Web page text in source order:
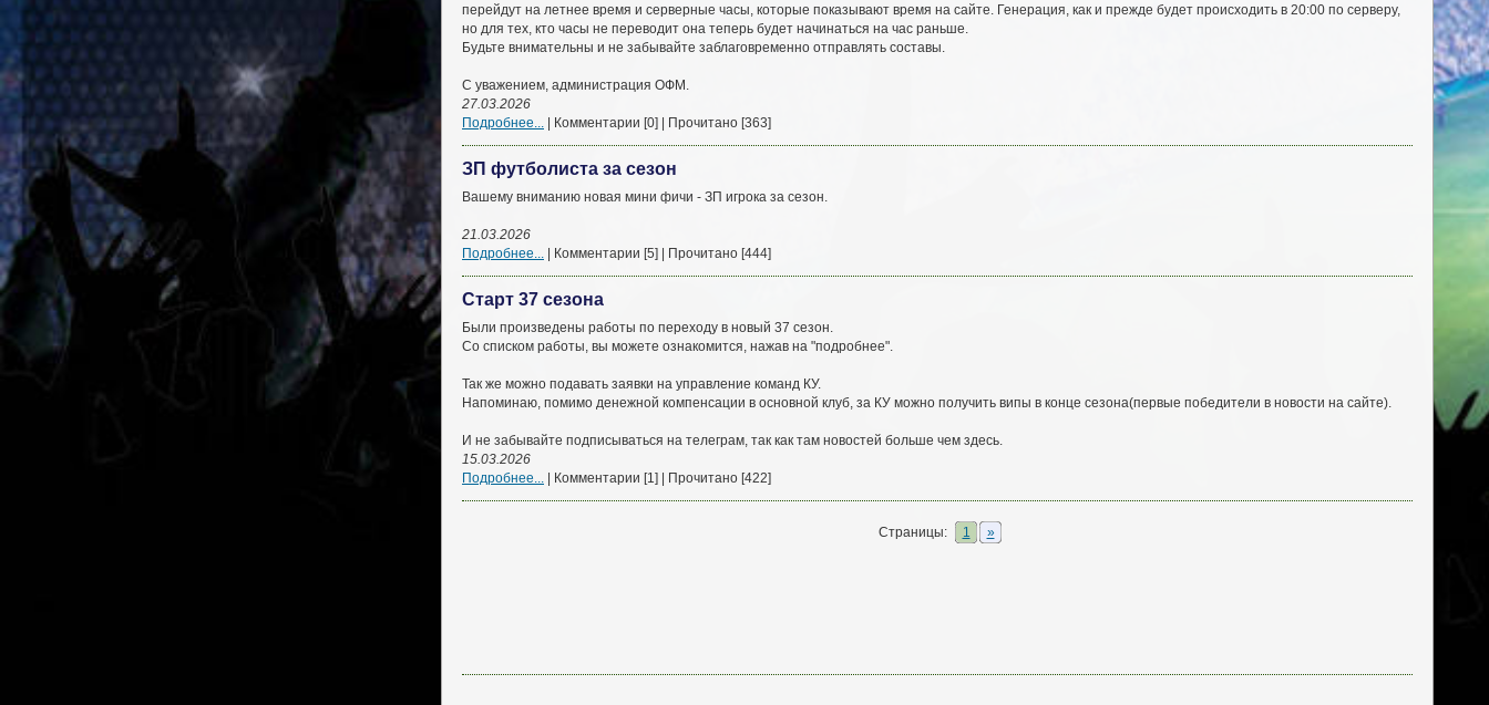
перейдут на летнее время и серверные часы, которые показывают время на сайте. Генерация, как и прежде будет происходить в 20:00 по серверу,
но для тех, кто часы не переводит она теперь будет начинаться на час раньше.
Будьте внимательны и не забывайте заблаговременно отправлять составы.
С уважением, администрация ОФМ.
27.03.2026
Подробнее...
| Комментарии [0] | Прочитано [363]
ЗП футболиста за сезон
Вашему вниманию новая мини фичи - ЗП игрока за сезон.
21.03.2026
Подробнее...
| Комментарии [5] | Прочитано [444]
Старт 37 сезона
Были произведены работы по переходу в новый 37 сезон.
Со списком работы, вы можете ознакомится, нажав на "подробнее".
Так же можно подавать заявки на управление команд КУ.
Напоминаю, помимо денежной компенсации в основной клуб, за КУ можно получить випы в конце сезона(первые победители в новости на сайте).
И не забывайте подписываться на телеграм, так как там новостей больше чем здесь.
15.03.2026
Подробнее...
| Комментарии [1] | Прочитано [422]
Страницы: 1 »